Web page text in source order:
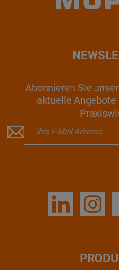
Abonnieren Sie
aktuelle